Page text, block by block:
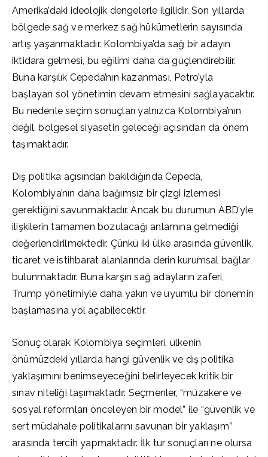
Amerika’daki ideolojik dengelerle ilgilidir. Son yıllarda
bölgede sağ ve merkez sağ hükümetlerin sayısında
artış yaşanmaktadır. Kolombiya’da sağ bir adayın
iktidara gelmesi, bu eğilimi daha da güçlendirebilir.
Buna karşılık Cepeda’nın kazanması, Petro’yla
başlayan sol yönetimin devam etmesini sağlayacaktır.
Bu nedenle seçim sonuçları yalnızca Kolombiya’nın
değil, bölgesel siyasetin geleceği açısından da önem
taşımaktadır.
Dış politika açısından bakıldığında Cepeda,
Kolombiya’nın daha bağımsız bir çizgi izlemesi
gerektiğini savunmaktadır. Ancak bu durumun ABD’yle
ilişkilerin tamamen bozulacağı anlamına gelmediği
değerlendirilmektedir. Çünkü iki ülke arasında güvenlik,
ticaret ve istihbarat alanlarında derin kurumsal bağlar
bulunmaktadır. Buna karşın sağ adayların zaferi,
Trump yönetimiyle daha yakın ve uyumlu bir dönemin
başlamasına yol açabilecektir.
Sonuç olarak Kolombiya seçimleri, ülkenin
önümüzdeki yıllarda hangi güvenlik ve dış politika
yaklaşımını benimseyeceğini belirleyecek kritik bir
sınav niteliği taşımaktadır. Seçmenler, “müzakere ve
sosyal reformları önceleyen bir model” ile “güvenlik ve
sert müdahale politikalarını savunan bir yaklaşım”
arasında tercih yapmaktadır. İlk tur sonuçları ne olursa